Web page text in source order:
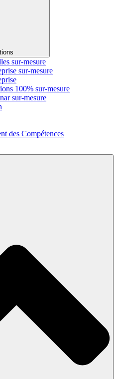
sur-mesure
sur-mesure
100% sur-mesure
sur-mesure
des Compétences